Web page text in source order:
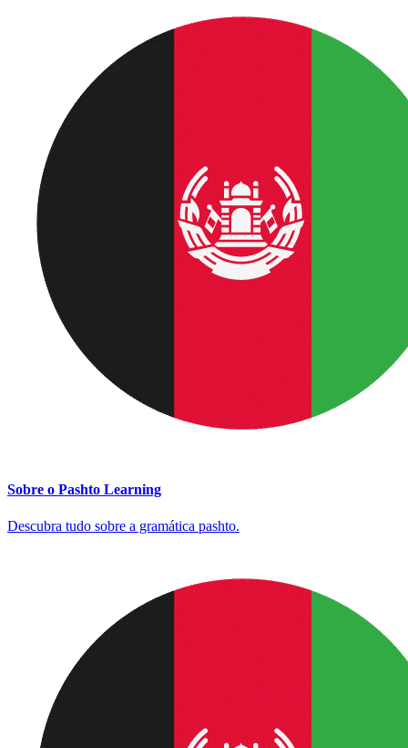
Sobre o Pashto Learning
Descubra tudo sobre a gramática pashto.